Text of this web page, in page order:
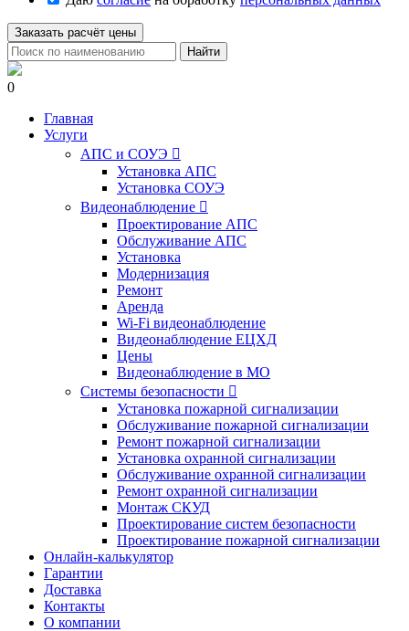
Заказать расчёт цены
Найти
0
Главная
Услуги
АПС и СОУЭ 
Установка АПС
Установка СОУЭ
Видеонаблюдение 
Проектирование АПС
Обслуживание АПС
Установка
Модернизация
Ремонт
Аренда
Wi-Fi видеонаблюдение
Видеонаблюдение ЕЦХД
Цены
Видеонаблюдение в МО
Системы безопасности 
Установка пожарной сигнализации
Обслуживание пожарной сигнализации
Ремонт пожарной сигнализации
Установка охранной сигнализации
Обслуживание охранной сигнализации
Ремонт охранной сигнализации
Монтаж СКУД
Проектирование систем безопасности
Проектирование пожарной сигнализации
Онлайн-калькулятор
Гарантии
Доставка
Контакты
О компании